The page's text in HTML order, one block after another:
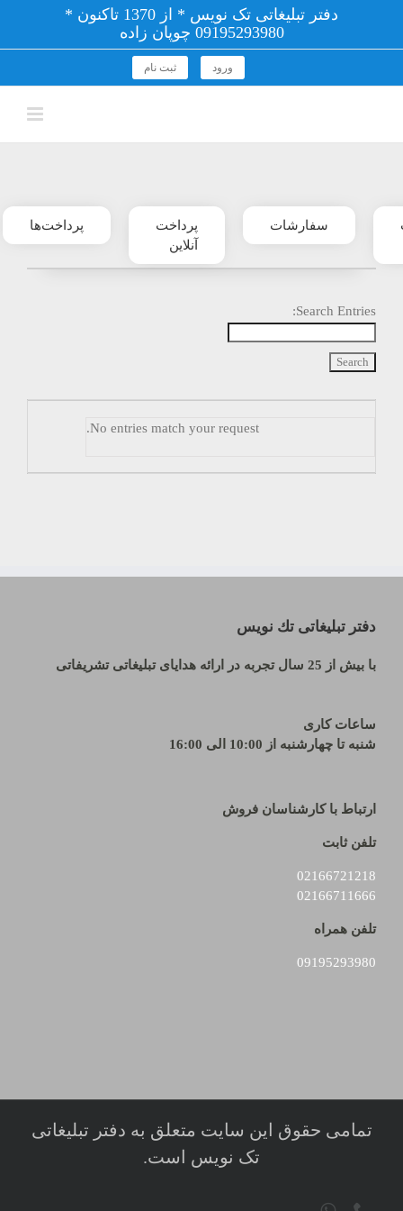
محتوا
دفتر تبلیغاتی تک نویس * از 1370 تاکنون *
09195293980 چوپان زاده
ورود ثبت نام
سفارشات
پرداخت
آنلاین
پرداخت‌ها
Search Entries:
No entries match your request.
دفتر تبلیغاتی تك نويس
با بیش از 25 سال تجربه در ارائه هدایای تبلیغاتی تشریفاتی
ساعات کاری
شنبه تا چهارشنبه از 10:00 الی 16:00
ارتباط با کارشناسان فروش
تلفن ثابت
02166721218
02166711666
تلفن همراه
09195293980
تمامی حقوق این سایت متعلق به دفتر تبلیغاتی
تک نویس است.